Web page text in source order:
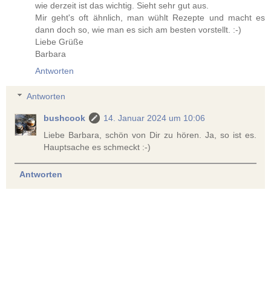
wie derzeit ist das wichtig. Sieht sehr gut aus.
Mir geht's oft ähnlich, man wühlt Rezepte und macht es
dann doch so, wie man es sich am besten vorstellt. :-)
Liebe Grüße
Barbara
Antworten
Antworten
bushcook
14. Januar 2024 um 10:06
Liebe Barbara, schön von Dir zu hören. Ja, so ist es.
Hauptsache es schmeckt :-)
Antworten